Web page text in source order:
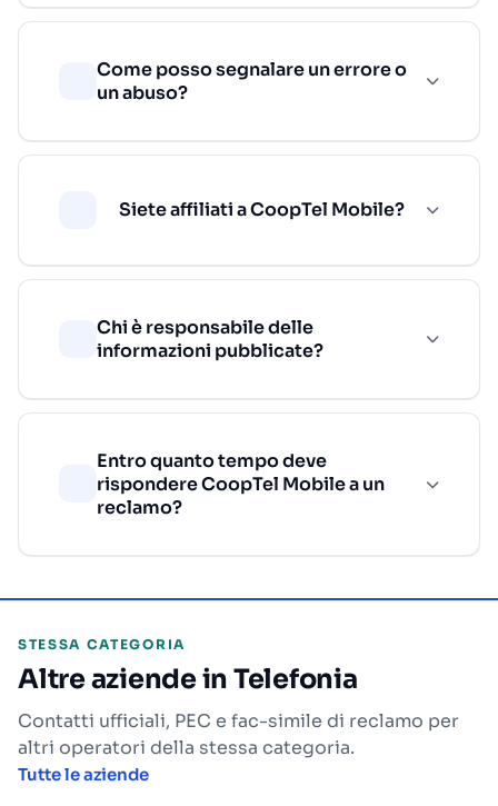
Come posso segnalare un errore o
un abuso?
Siete affiliati a CoopTel Mobile?
Chi è responsabile delle
informazioni pubblicate?
Entro quanto tempo deve
rispondere CoopTel Mobile a un
reclamo?
STESSA CATEGORIA
Altre aziende in Telefonia
Contatti ufficiali, PEC e fac-simile di reclamo per
altri operatori della stessa categoria.
Tutte le aziende